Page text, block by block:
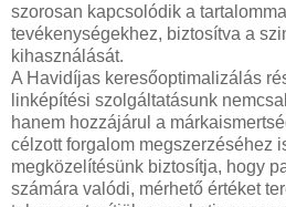
szorosan kapcsolódik a
tevékenységekhez, biztosítva a
kihasználását.
A Havidíjas keresőoptimalizálás
linképítési szolgáltatásunk
hanem hozzájárul a
célzott forgalom megszerzéséhez
megközelítésünk biztosítja, hogy
számára valódi, mérhető értéket